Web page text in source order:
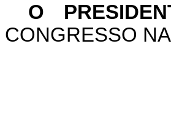
O
CONGRESSO